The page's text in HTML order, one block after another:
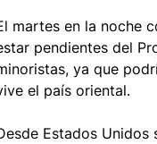
martes en la noche
pendientes del
ya que
el país oriental.
Estados